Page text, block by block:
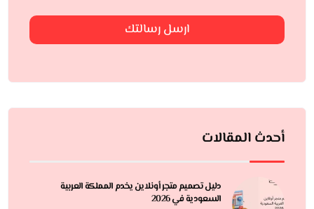
ارسل رسالتك
أحدث المقالات
دليل تصميم متجر أونلاين يخدم المملكة العربية
السعودية في 2026